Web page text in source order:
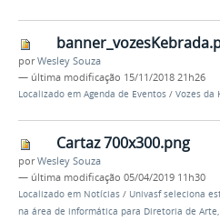
porWesley Souza
— última modificação 15/11/2018 21h26
Localizado em Agenda de Eventos / Vozes da
Cartaz 700x300.png
porWesley Souza
— última modificação 05/04/2019 11h30
Localizado em Notícias / Univasf seleciona
na área de informática para Diretoria de